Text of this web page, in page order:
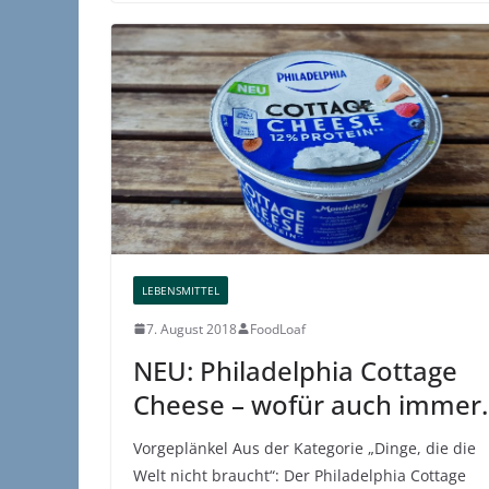
LEBENSMITTEL
7. August 2018 FoodLoaf
NEU: Philadelphia Cottage
Cheese – wofür auch
Vorgeplänkel Aus der Kategorie „Dinge, die die
Welt nicht braucht“: Der Philadelphia Cottage